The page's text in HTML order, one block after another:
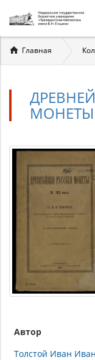
Вы
здесь
Главная
МОНЕТЫ
Автор
Толстой Иван